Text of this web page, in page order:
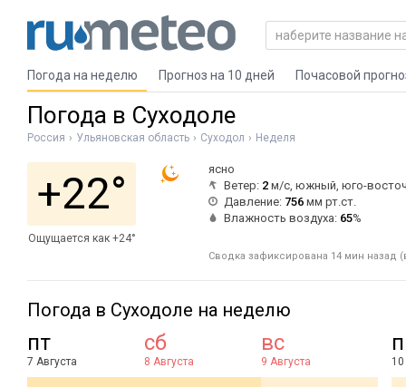
Погода на неделю Прогноз на 10 дней Почасовой
Погода в Суходоле
Россия Ульяновская область Суходол Неделя
+22°
Ощущается как +24°
ясно
Ветер: 2 м/с, южный, юго-
Давление: 756 мм рт.ст.
Влажность воздуха: 65%
Сводка зафиксирована 14 мин назад
Погода в Суходоле на неделю
пт
7 Августа
сб
8 Августа
вс
9 Августа 10